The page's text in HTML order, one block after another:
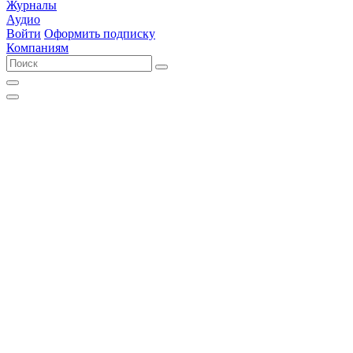
Журналы
Аудио
Войти Оформить подписку
Компаниям